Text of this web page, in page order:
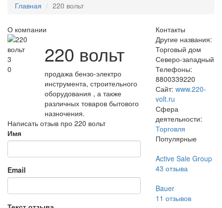
Главная 220 вольт
О компании
3
0
220 вольт
продажа бензо-электро
инструмента, строительного
оборудования , а также
различных товаров бытового
назночения.
Написать отзыв про 220 вольт
Имя
Email
Контакты
Другие названия:
Торговый дом
Северо-западный
Телефоны:
8800339220
Сайт: www.220-
volt.ru
Сфера
деятельности:
Торговля
Популярные
Active Sale Group
43 отзыва
Bauer
11 отзывов